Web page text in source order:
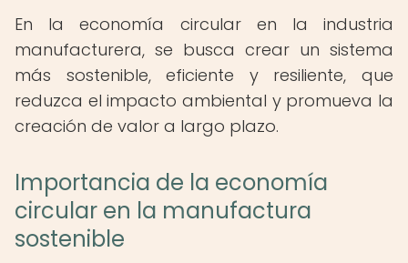
En la economía circular en la industria
manufacturera, se busca crear un sistema
más sostenible, eficiente y resiliente, que
reduzca el impacto ambiental y promueva la
creación de valor a largo plazo.
Importancia de la economía
circular en la manufactura
sostenible